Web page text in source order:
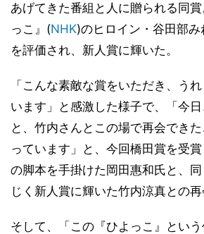
あげてきた番組と人に贈られる同
っこ』(NHK)のヒロイン・谷田部
を評価され、新人賞に輝いた。
「こんな素敵な賞をいただき、う
います」と感激した様子で、「今
と、竹内さんとこの場で再会でき
っています」と、今回橋田賞を受賞
の脚本を手掛けた岡田惠和氏と、同
じく新人賞に輝いた竹内涼真との再
そして、「この『ひよっこ』とい